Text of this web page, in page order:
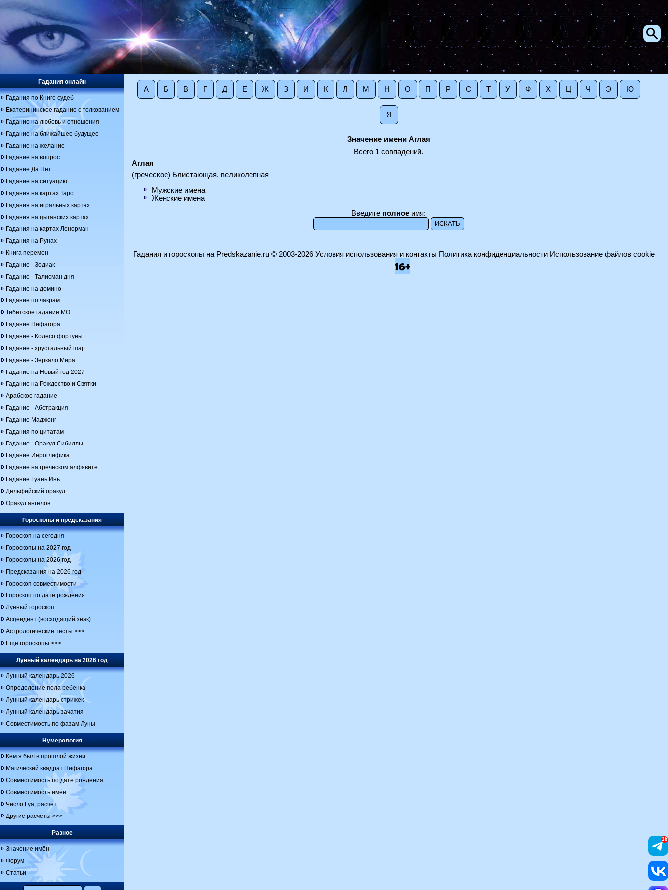
А Б В Г Д Е Ж З И К Л М Н О П Р С Т У Ф Х Ц Ч Э Ю
Я
Значение имени Аглая
Всего 1 совпадений.
Аглая
(греческое) Блистающая, великолепная
Мужские имена
Женские имена
Введите полное имя:
Гадания онлайн
Гадания по Книге судеб
Екатерининское гадание с толкованием
Гадание на любовь и отношения
Гадание на ближайшее будущее
Гадание на желание
Гадание на вопрос
Гадание Да Нет
Гадание на ситуацию
Гадания на картах Таро
Гадания на игральных картах
Гадания на цыганских картах
Гадания на картах Ленорман
Гадания на Рунах
Книга перемен
Гадание - Зодиак
Гадание - Талисман дня
Гадание на домино
Гадание по чакрам
Тибетское гадание МО
Гадание Пифагора
Гадание - Колесо фортуны
Гадание - хрустальный шар
Гадание - Зеркало Мира
Гадание на Новый год 2027
Гадание на Рождество и Святки
Арабское гадание
Гадание - Абстракция
Гадание Маджонг
Гадания по цитатам
Гадание - Оракул Сибиллы
Гадание Иероглифика
Гадание на греческом алфавите
Гадание Гуань Инь
Дельфийский оракул
Оракул ангелов
Гороскопы и предсказания
Гороскоп на сегодня
Гороскопы на 2027 год
Гороскопы на 2026 год
Предсказания на 2026 год
Гороскоп совместимости
Гороскоп по дате рождения
Лунный гороскоп
Асцендент (восходящий знак)
Астрологические тесты >>>
Ещё гороскопы >>>
Лунный календарь на 2026 год
Лунный календарь 2026
Определение пола ребенка
Лунный календарь стрижек
Лунный календарь зачатия
Совместимость по фазам Луны
Нумерология
Кем я был в прошлой жизни
Магический квадрат Пифагора
Совместимость по дате рождения
Совместимость имён
Число Гуа, расчёт
Другие расчёты >>>
Разное
Значение имён
Форум
Статьи
Гадания и гороскопы на Predskazanie.ru© 2003-2026 Условия использования и контакты Политика конфиденциальности Использование файлов cookie